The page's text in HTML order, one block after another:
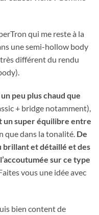
qui me reste à la
une semi-hollow body
différent du rendu
peu plus chaud que
+ bridge notamment),
un super équilibre entre
que dans la tonalité. De
brillant et détaillé et des
sur ce type
vous une idée avec
bien content de